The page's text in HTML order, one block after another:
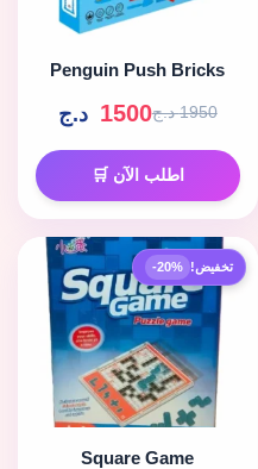
Penguin Push Bricks
1950 د.ج 1500 د.ج
اطلب الآن 🛒
تخفيض! -20%
Square Game